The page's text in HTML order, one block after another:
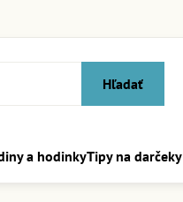
Hľadať
a hodinkyTipy na darčeky